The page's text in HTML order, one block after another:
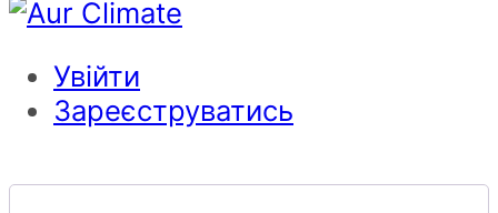
Увійти
Зареєструватись